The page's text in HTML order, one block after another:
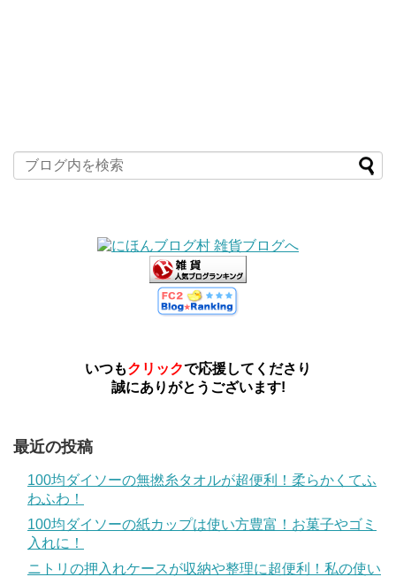
いつもクリックで応援してくださり
誠にありがとうございます!
最近の投稿
100均ダイソーの無撚糸タオルが超便利！柔らかくてふ
わふわ！
100均ダイソーの紙カップは使い方豊富！お菓子やゴミ
入れに！
ニトリの押入れケースが収納や整理に超便利！私の使い